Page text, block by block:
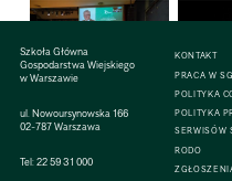
Szkoła Główna
Gospodarstwa Wiejskiego
w Warszawie
ul. Nowoursynowska 166
02-787 Warszawa
Tel:22 59 31 000
KONTAKT
PRACA W
POLITYKA
POLITYKA
SERWISÓW
RODO